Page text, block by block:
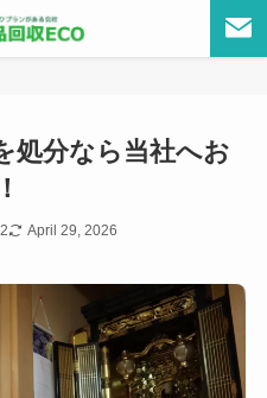
処分なら当社へお
April 29, 2026